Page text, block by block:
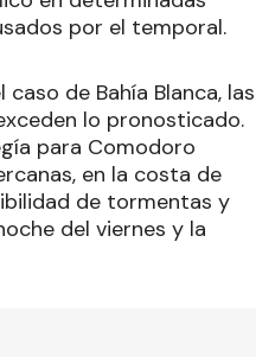
por el temporal.
de Bahía Blanca, las
lo pronosticado.
para Comodoro
en la costa de
de tormentas y
del viernes y la